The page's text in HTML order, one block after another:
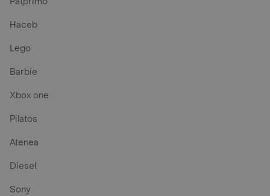
Haceb
Lego
Barbie
Xbox one
Pilatos
Atenea
Diesel
Sony